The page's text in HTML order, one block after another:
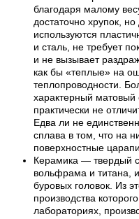
благодаря малому
достаточно хрупок,
используются
и сталь, не требует
и не вызывает
как бы «теплые» на
теплопроводности.
характерный матовый
практически не
Едва ли не
сплава в том, что на
поверхностные
Керамика — твердый
вольфрама и титана,
буровых головок. Из
производства
лабораториях,